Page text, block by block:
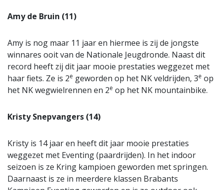
Amy de Bruin (11)
Amy is nog maar 11 jaar en hiermee is zij de jongste
winnares ooit van de Nationale Jeugdronde. Naast dit
record heeft zij dit jaar mooie prestaties weggezet met
haar fiets. Ze is 2e geworden op het NK veldrijden, 3e op
het NK wegwielrennen en 2e op het NK mountainbike.
Kristy Snepvangers (14)
Kristy is 14 jaar en heeft dit jaar mooie prestaties
weggezet met Eventing (paardrijden). In het indoor
seizoen is ze Kring kampioen geworden met springen.
Daarnaast is ze in meerdere klassen Brabants